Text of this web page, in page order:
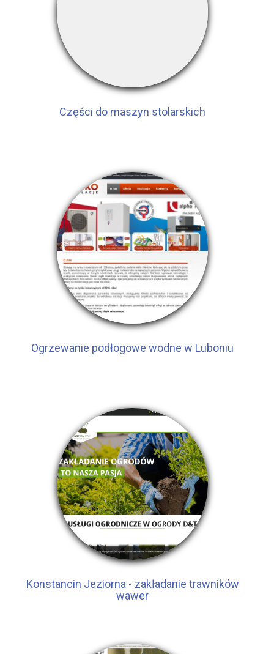
Części do maszyn stolarskich
Ogrzewanie podłogowe wodne w Luboniu
Konstancin Jeziorna - zakładanie trawników
wawer